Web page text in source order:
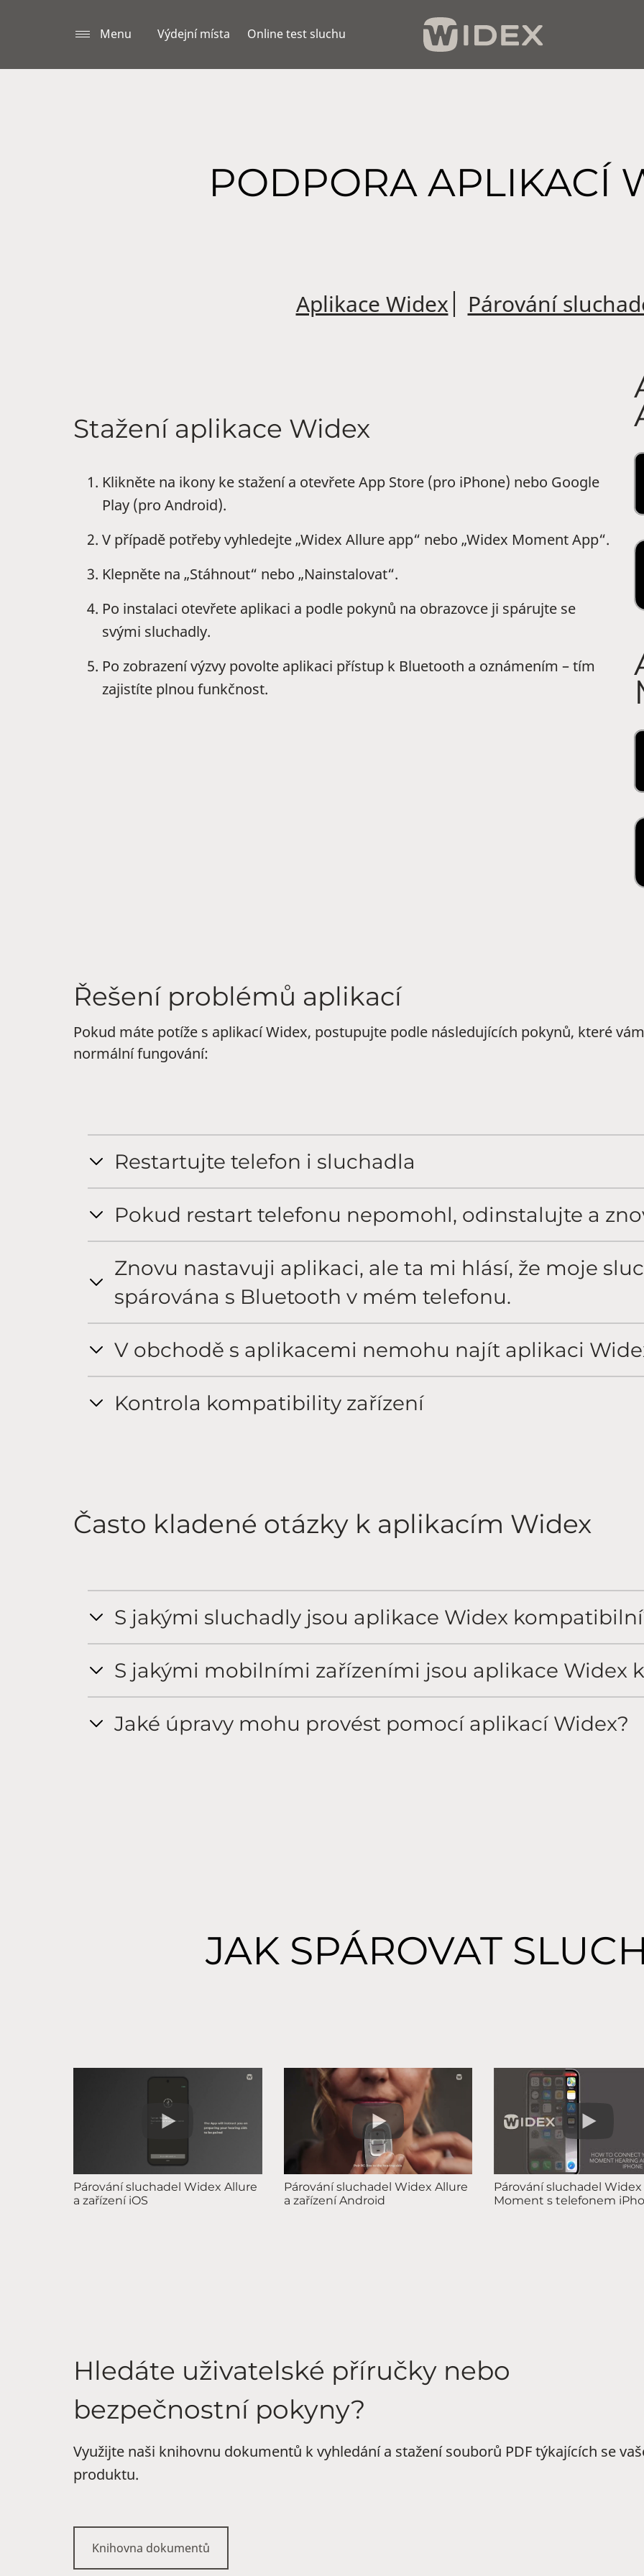
Menu Výdejní místa Online test sluchu
PODPORA APLIKACÍ
Aplikace Widex Párování
Stažení aplikace Widex
Klikněte na ikony ke stažení a otevřete App Store (pro iPhone) nebo Google
Play (pro Android).
V případě potřeby vyhledejte „Widex Allure app“ nebo „Widex Moment App“.
Klepněte na „Stáhnout“ nebo „Nainstalovat“.
Po instalaci otevřete aplikaci a podle pokynů na obrazovce ji spárujte se
svými sluchadly.
Po zobrazení výzvy povolte aplikaci přístup k Bluetooth a oznámením – tím
zajistíte plnou funkčnost.
Řešení problémů aplikací
Pokud máte potíže s aplikací Widex, postupujte podle následujících pokynů, které
normální fungování:
Restartujte telefon i sluchadla
Pokud restart telefonu nepomohl, odinstalujte a
Znovu nastavuji aplikaci, ale ta mi hlásí, že moje
spárována s Bluetooth v mém telefonu.
V obchodě s aplikacemi nemohu najít aplikaci
Kontrola kompatibility zařízení
Často kladené otázky k aplikacím Widex
S jakými sluchadly jsou aplikace Widex
S jakými mobilními zařízeními jsou aplikace Widex
Jaké úpravy mohu provést pomocí aplikací Widex?
JAK SPÁROVAT
Párování sluchadel Widex Allure
a zařízení iOS
Párování sluchadel Widex Allure
a zařízení Android
Párování sluchadel Widex
Moment s telefonem
Hledáte uživatelské příručky nebo
bezpečnostní pokyny?
Využijte naši knihovnu dokumentů k vyhledání a stažení souborů PDF týkajících se
produktu.
Knihovna dokumentů